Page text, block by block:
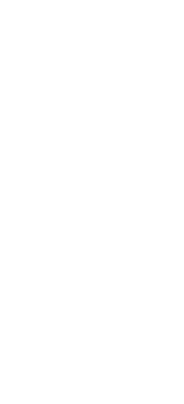
veznjaka
u ljetnom
i Španije.
Klančira, koji